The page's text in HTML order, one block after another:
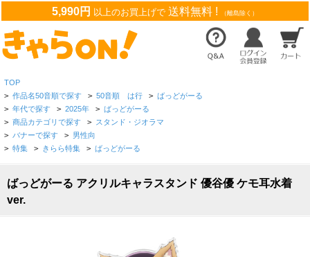
5,990円 以上のお買上げで 送料無料 ! （離島除く）
TOP
> 作品名50音順で探す > 50音順 は行 > ばっどがーる
> 年代で探す > 2025年 > ばっどがーる
> 商品カテゴリで探す > スタンド・ジオラマ
> バナーで探す > 男性向
> 特集 > きらら特集 > ばっどがーる
ばっどがーる アクリルキャラスタンド 優谷優 ケモ耳水着
ver.